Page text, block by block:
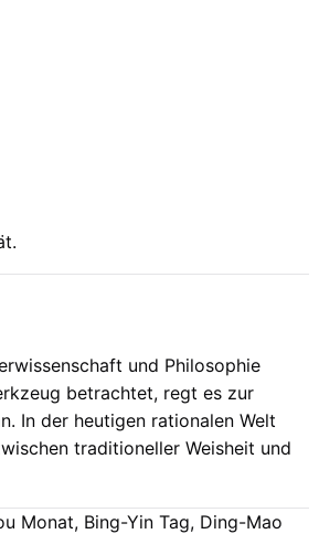
und Philosophie
betrachtet, regt es zur
In der heutigen rationalen Welt
traditioneller Weisheit und
Monat, Bing-Yin Tag, Ding-Mao